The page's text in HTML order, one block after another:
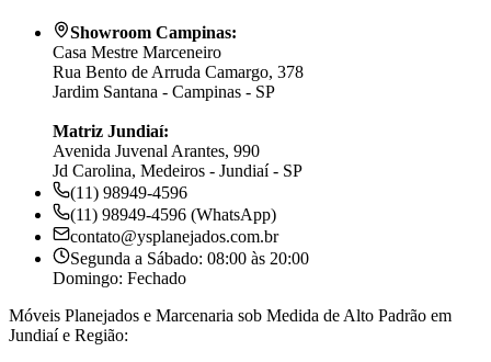
Showroom Campinas:
Casa Mestre Marceneiro
Rua Bento de Arruda Camargo, 378
Jardim Santana - Campinas - SP
Matriz Jundiaí:
Avenida Juvenal Arantes, 990
Jd Carolina, Medeiros - Jundiaí - SP
(11) 98949-4596
(11) 98949-4596 (WhatsApp)
contato@ysplanejados.com.br
Segunda a Sábado: 08:00 às 20:00
Domingo: Fechado
Móveis Planejados e Marcenaria sob Medida de Alto Padrão em
Jundiaí e Região: